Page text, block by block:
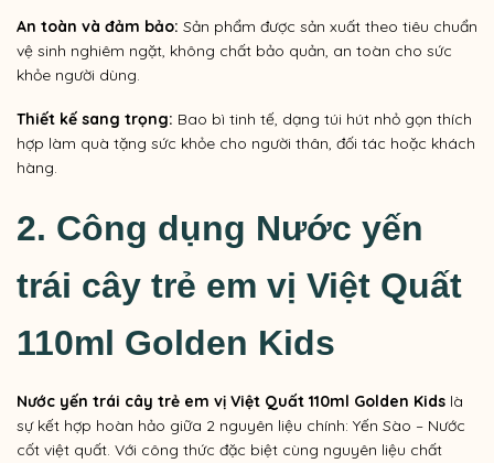
An toàn và đảm bảo: Sản phẩm được sản xuất theo tiêu chuẩn
vệ sinh nghiêm ngặt, không chất bảo quản, an toàn cho sức
khỏe người dùng.
Thiết kế sang trọng: Bao bì tinh tế, dạng túi hút nhỏ gọn thích
hợp làm quà tặng sức khỏe cho người thân, đối tác hoặc khách
hàng.
2. Công dụng Nước yến
trái cây trẻ em vị Việt Quất
110ml Golden Kids
Nước yến trái cây trẻ em vị Việt Quất 110ml Golden Kids là
sự kết hợp hoàn hảo giữa 2 nguyên liệu chính: Yến Sào – Nước
cốt việt quất. Với công thức đặc biệt cùng nguyên liệu chất